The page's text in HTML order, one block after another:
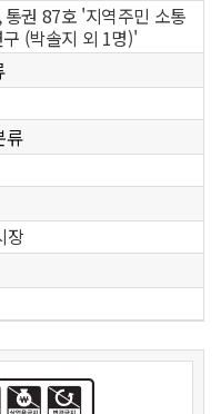
권 87호 '지역주민 소통
(박솔지 외 1명)'
류
장